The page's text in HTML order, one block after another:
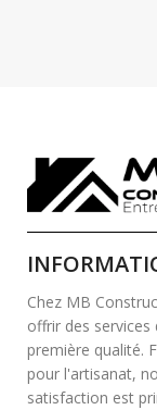
Chez MB
offrir des
première qualité.
pour l'artisanat,
satisfaction est